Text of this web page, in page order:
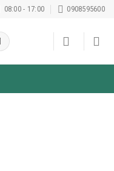
08:00 - 17:00 0908595600